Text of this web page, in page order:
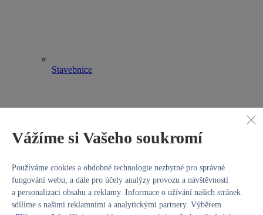
Stavebnice
profese
Kategorie
LEGO® pro kluky
Stavebnice
Venkovní hračky
Vážíme si Vašeho soukromí
Používáme cookies a obdobné technologie nezbytné pro správné
fungování webu, a dále pro účely analýzy provozu a návštěvnosti
a personalizaci obsahu a reklamy. Informace o užívání našich stránek
sdílíme s našimi reklamními a analytickými partnery. Výběrem